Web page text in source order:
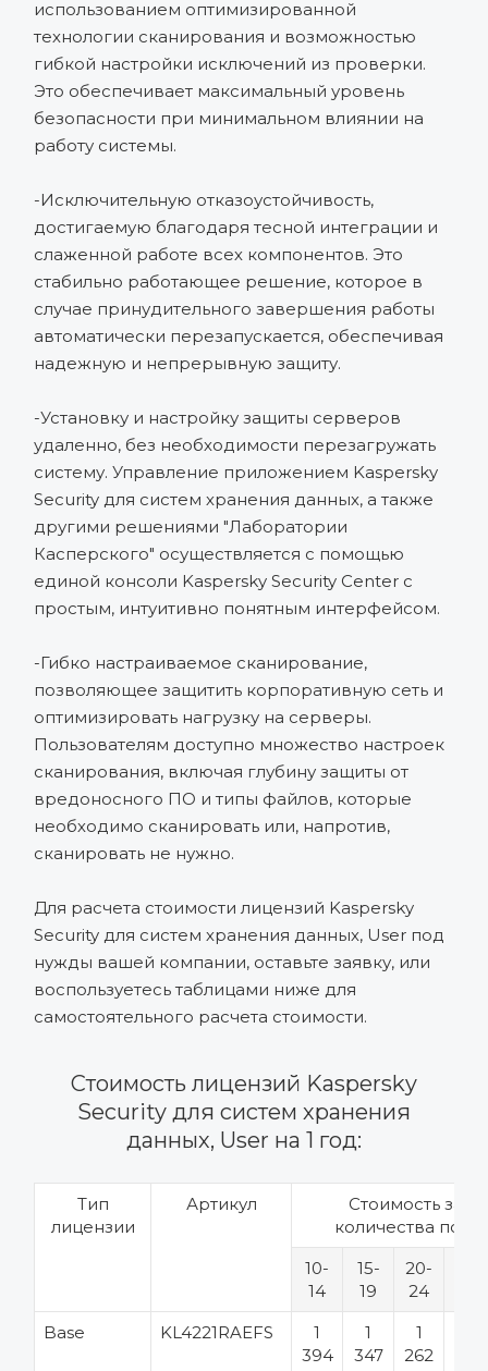
использованием оптимизированной
технологии сканирования и возможностью
гибкой настройки исключений из проверки.
Это обеспечивает максимальный уровень
безопасности при минимальном влиянии на
работу системы.
-Исключительную отказоустойчивость,
достигаемую благодаря тесной интеграции и
слаженной работе всех компонентов. Это
стабильно работающее решение, которое в
случае принудительного завершения работы
автоматически перезапускается, обеспечивая
надежную и непрерывную защиту.
-Установку и настройку защиты серверов
удаленно, без необходимости перезагружать
систему. Управление приложением Kaspersky
Security для систем хранения данных, а также
другими решениями "Лаборатории
Касперского" осуществляется с помощью
единой консоли Kaspersky Security Center с
простым, интуитивно понятным интерфейсом.
-Гибко настраиваемое сканирование,
позволяющее защитить корпоративную сеть и
оптимизировать нагрузку на серверы.
Пользователям доступно множество настроек
сканирования, включая глубину защиты от
вредоносного ПО и типы файлов, которые
необходимо сканировать или, напротив,
сканировать не нужно.
Для расчета стоимости лицензий Kaspersky
Security для систем хранения данных, User под
нужды вашей компании, оставьте заявку, или
воспользуетесь таблицами ниже для
самостоятельного расчета стоимости.
Стоимость лицензий Kaspersky
Security для систем хранения
данных, User на 1 год:
Тип
лицензии
Артикул
Стоимость за
количества
10-
14
15-
19
20-
24
Base
KL4221RAEFS
1
394
1
347
1
262